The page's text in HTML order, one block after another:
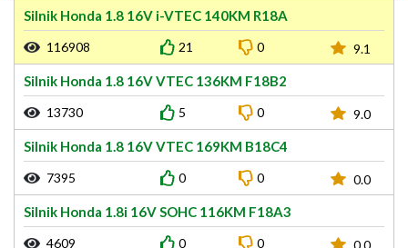
Silnik Honda 1.8 16V i-VTEC 140KM R18A
116908 21 0 9.1
Silnik Honda 1.8 16V VTEC 136KM F18B2
13730 5 0 9.0
Silnik Honda 1.8 16V VTEC 169KM B18C4
7395 0 0 0.0
Silnik Honda 1.8i 16V SOHC 116KM F18A3
4609 0 0 0.0